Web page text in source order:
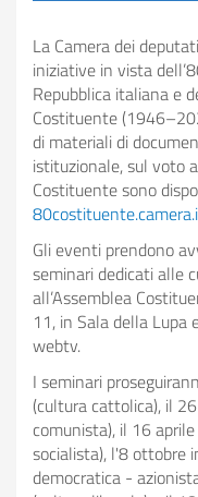
Giornata di
2025-2026 - Bando
Lezioni di
2024-2025 - Bando
Lezioni di
2025-2026 - Bando
Parlawiky 2024-
Bando
Parlawiky 2025-
Bando
La Camera dei
iniziative in vista
Repubblica italiana e
Costituente
di materiali di
istituzionale, sul voto
Costituente sono
Gli eventi prendono
seminari dedicati alle
all’Assemblea
11, in Sala della Lupa
webtv.
I seminari
(cultura cattolica), il
comunista), il 16
socialista), l'8 ottobre
democratica -